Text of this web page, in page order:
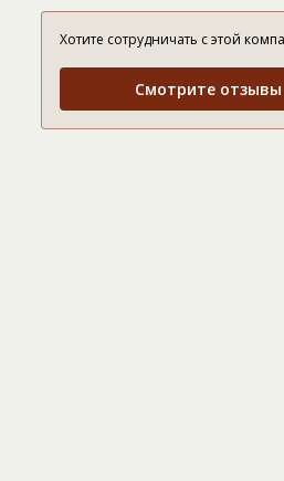
Хотите сотрудничать с этой
Смотрите отзывы